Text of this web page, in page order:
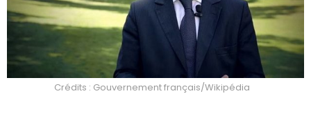
Crédits : Gouvernement français/Wikipédia